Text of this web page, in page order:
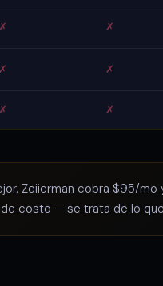
✗ ✗
✗ ✗
✗ ✗
Zeiierman cobra $95/mo
costo — se trata de lo